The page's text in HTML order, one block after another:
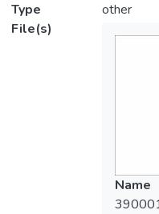
Type
other
File(s)
Name